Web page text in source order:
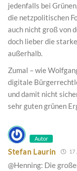
jedenfalls bei
die netzpolitischen
auch nicht groß von
doch lieber die
außerhalb.
Zumal – wie
digitale
und damit nicht
sehr guten grünen
Autor
Stefan Laurin 17
@Henning: Die